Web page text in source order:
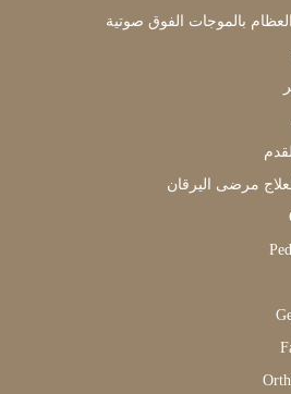
بالموجات الفوق صوتية
مرضى اليرقان